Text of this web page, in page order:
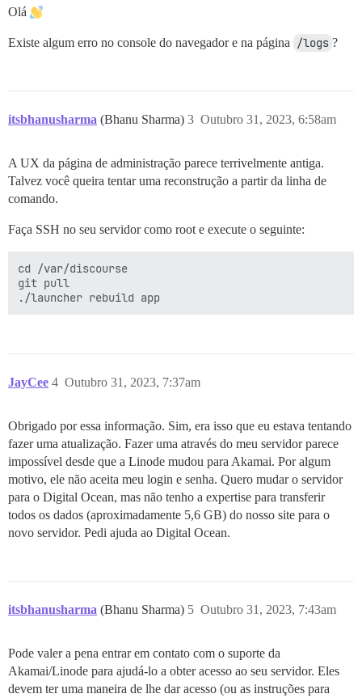
Olá
Existe algum erro no console do navegador e na página /logs ?
itsbhanusharma (Bhanu Sharma) Outubro 31, 2023, 6:58am
3
A UX da página de administração parece terrivelmente antiga.
Talvez você queira tentar uma reconstrução a partir da linha de
comando.
Faça SSH no seu servidor como root e execute o seguinte:
cd /var/discourse
git pull
JayCee Outubro 31, 2023, 7:37am
4
Obrigado por essa informação. Sim, era isso que eu estava tentando
fazer uma atualização. Fazer uma através do meu servidor parece
impossível desde que a Linode mudou para Akamai. Por algum
motivo, ele não aceita meu login e senha. Quero mudar o servidor
para o Digital Ocean, mas não tenho a expertise para transferir
todos os dados (aproximadamente 5,6 GB) do nosso site para o
novo servidor. Pedi ajuda ao Digital Ocean.
itsbhanusharma (Bhanu Sharma) Outubro 31, 2023, 7:43am
5
Pode valer a pena entrar em contato com o suporte da
Akamai/Linode para ajudá-lo a obter acesso ao seu servidor. Eles
devem ter uma maneira de lhe dar acesso (ou as instruções para